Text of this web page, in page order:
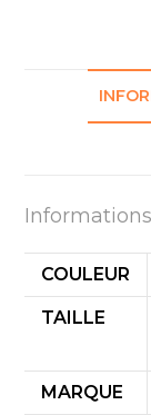
COULEUR
TAILLE
MARQUE